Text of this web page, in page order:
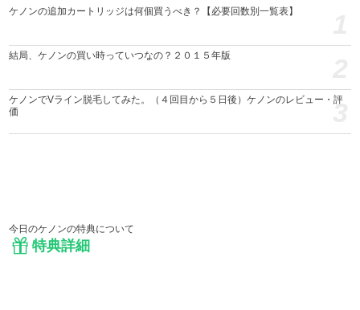
ケノンの追加カートリッジは何個買うべき？【必要回数別一覧表】
結局、ケノンの買い時っていつなの？２０１５年版
ケノンでVライン脱毛してみた。（４回目から５日後）ケノンのレビュー・評
価
3
今日のケノンの特典について
特典詳細